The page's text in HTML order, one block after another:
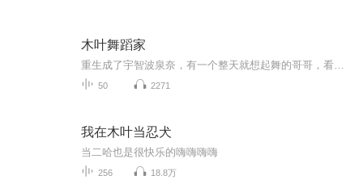
木叶舞蹈家
50 2271
我在木叶当忍犬
当二哈也是很快乐的嗨嗨嗨嗨
256 18.8万